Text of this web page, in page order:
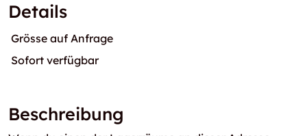
Details
Grösse auf Anfrage
Sofort verfügbar
Beschreibung